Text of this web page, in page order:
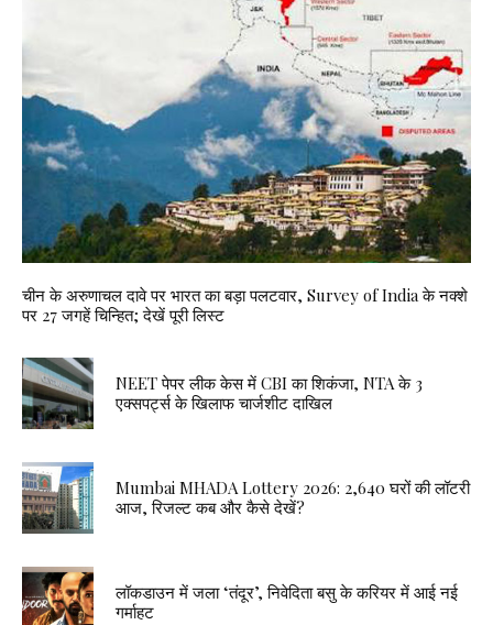
चीन के अरुणाचल दावे पर भारत का बड़ा पलटवार, Survey of India के नक्शे
पर 27 जगहें चिन्हित; देखें पूरी लिस्ट
NEET पेपर लीक केस में CBI का शिकंजा, NTA के 3
एक्सपर्ट्स के खिलाफ चार्जशीट दाखिल
Mumbai MHADA Lottery 2026: 2,640 घरों की लॉटरी
आज, रिजल्ट कब और कैसे देखें?
लॉकडाउन में जला ‘तंदूर’, निवेदिता बसु के करियर में आई नई
गर्माहट